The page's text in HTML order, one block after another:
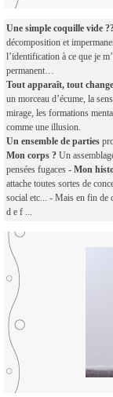
Une simple coquille vide
décomposition et
l’identification à ce que je
permanent…
Tout apparaît, tout
un morceau d’écume, la
mirage, les formations
comme une illusion.
Un ensemble de parties
Mon corps ? Un
pensées fugaces - Mon
attache toutes sortes de
social etc... - Mais en fin de
d e f ...